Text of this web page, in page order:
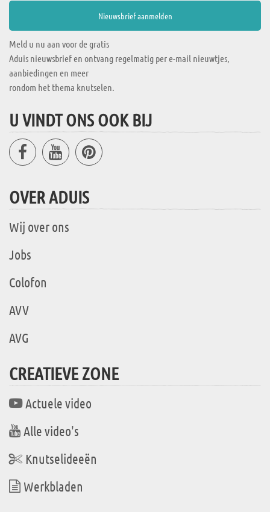
Meld u nu aan voor de gratis
Aduis nieuwsbrief en ontvang regelmatig per e-mail nieuwtjes,
aanbiedingen en meer
rondom het thema knutselen.
U VINDT ONS OOK BIJ
OVER ADUIS
Wij over ons
Jobs
Colofon
AVV
AVG
CREATIEVE ZONE
Actuele video
Alle video's
Knutselideeën
Werkbladen